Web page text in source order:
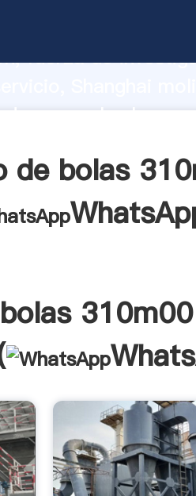
fuerza de
crea el valor y
de bolas